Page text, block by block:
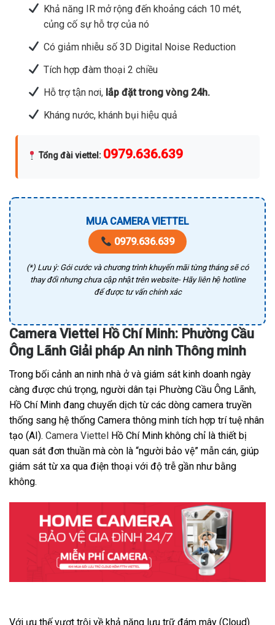
Khả năng IR mở rộng đến khoảng cách 10 mét,
củng cố sự hỗ trợ của nó
Có giảm nhiễu số 3D Digital Noise Reduction
Tích hợp đàm thoại 2 chiều
Hỗ trợ tận nơi,lắp đặt trong vòng 24h.
Kháng nước, khánh bụi hiệu quả
Tổng đài viettel : 0979.636.639
MUA CAMERA VIETTEL
0979.636.639
(*) Lưu ý: Gói cước và chương trình khuyến mãi từng tháng sẽ có
thay đổi nhưng chưa cập nhật trên website- Hãy liên hệ hotline
để được tư vấn chính xác
Camera Viettel Hồ Chí Minh: Phường Cầu
Ông Lãnh Giải pháp An ninh Thông minh
Trong bối cảnh an ninh nhà ở và giám sát kinh doanh ngày
càng được chú trọng, người dân tại Phường Cầu Ông Lãnh,
Hồ Chí Minh đang chuyển dịch từ các dòng camera truyền
thống sang hệ thống Camera thông minh tích hợp trí tuệ nhân
tạo (AI). Camera Viettel
Hồ Chí Minh không chỉ là thiết bị
quan sát đơn thuần mà còn là “người bảo vệ” mẫn cán, giúp
giám sát từ xa qua điện thoại với độ trễ gần như bằng
không.
Với ưu thế vượt trội về khả năng lưu trữ đám mây (Cloud)